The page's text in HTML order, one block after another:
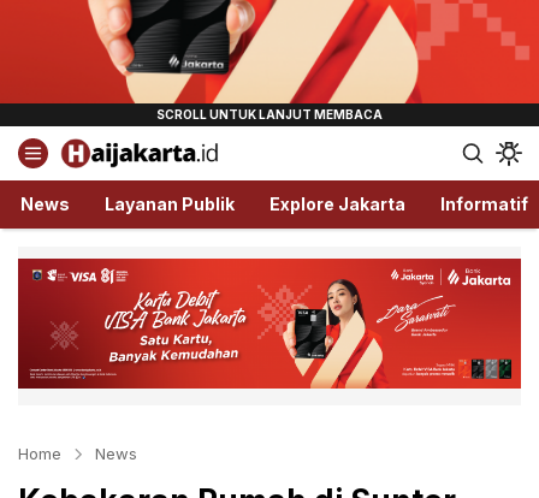
Haijakarta.id
Semua Tentang Jakarta Ada Disini!
News Layanan Publik Explore Jakarta Informatif
Home News